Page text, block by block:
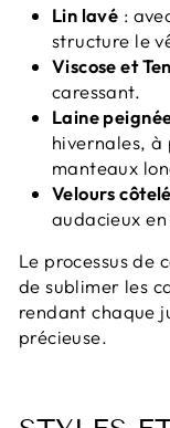
Lin lavé :
structure le
Viscose et
caressant.
Laine
hivernales, à
manteaux
Velours
audacieux
Le processus de
de sublimer les
rendant chaque
précieuse.